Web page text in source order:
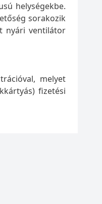
helységekbe.
sorakozik
nyári ventilátor
melyet
fizetési